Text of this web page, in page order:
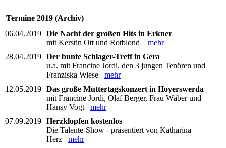
Termine 2019 (Archiv)
06.04.2019 Die Nacht der großen Hits in Erkner
mit Kerstin Ott und Rotblond mehr
28.04.2019 Der bunte Schlager-Treff in Gera
u.a. mit Francine Jordi, den 3 jungen Tenören und
Franziska Wiese mehr
12.05.2019 Das große Muttertagskonzert in Hoyerswerda
mit Francine Jordi, Olaf Berger, Frau Wäber und
Hansy Vogt mehr
07.09.2019 Herzklopfen kostenlos
Die Talente-Show - präsentiert von Katharina
Herz mehr